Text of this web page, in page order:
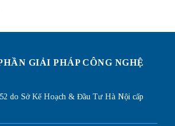
GIẢI PHÁP CÔNG NGHỆ
do Sở Kế Hoạch & Đầu Tư Hà Nội cấp